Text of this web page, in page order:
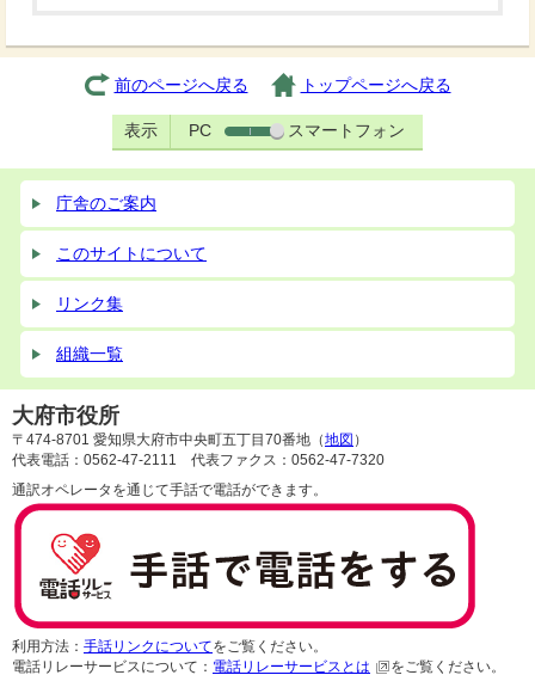
前のページへ戻る トップページへ戻る
表示 PC スマートフォン
庁舎のご案内
このサイトについて
リンク集
組織一覧
大府市役所
〒474-8701 愛知県大府市中央町五丁目70番地（地図 ）
代表電話：0562-47-2111 代表ファクス：0562-47-7320
通訳オペレータを通じて手話で電話ができます。
利用方法： 手話リンクについてをご覧ください。
電話リレーサービスについて： 電話リレーサービスとは をご覧ください。